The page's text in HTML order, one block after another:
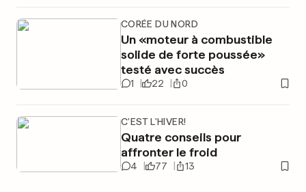
CORÉE DU NORD
Un «moteur à combustible
solide de forte poussée»
testé avec succès
1 22 0
C'EST L'HIVER!
Quatre conseils pour
affronter le froid
4 77 13